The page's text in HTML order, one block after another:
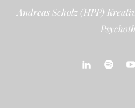
Andreas Scholz (HPP)